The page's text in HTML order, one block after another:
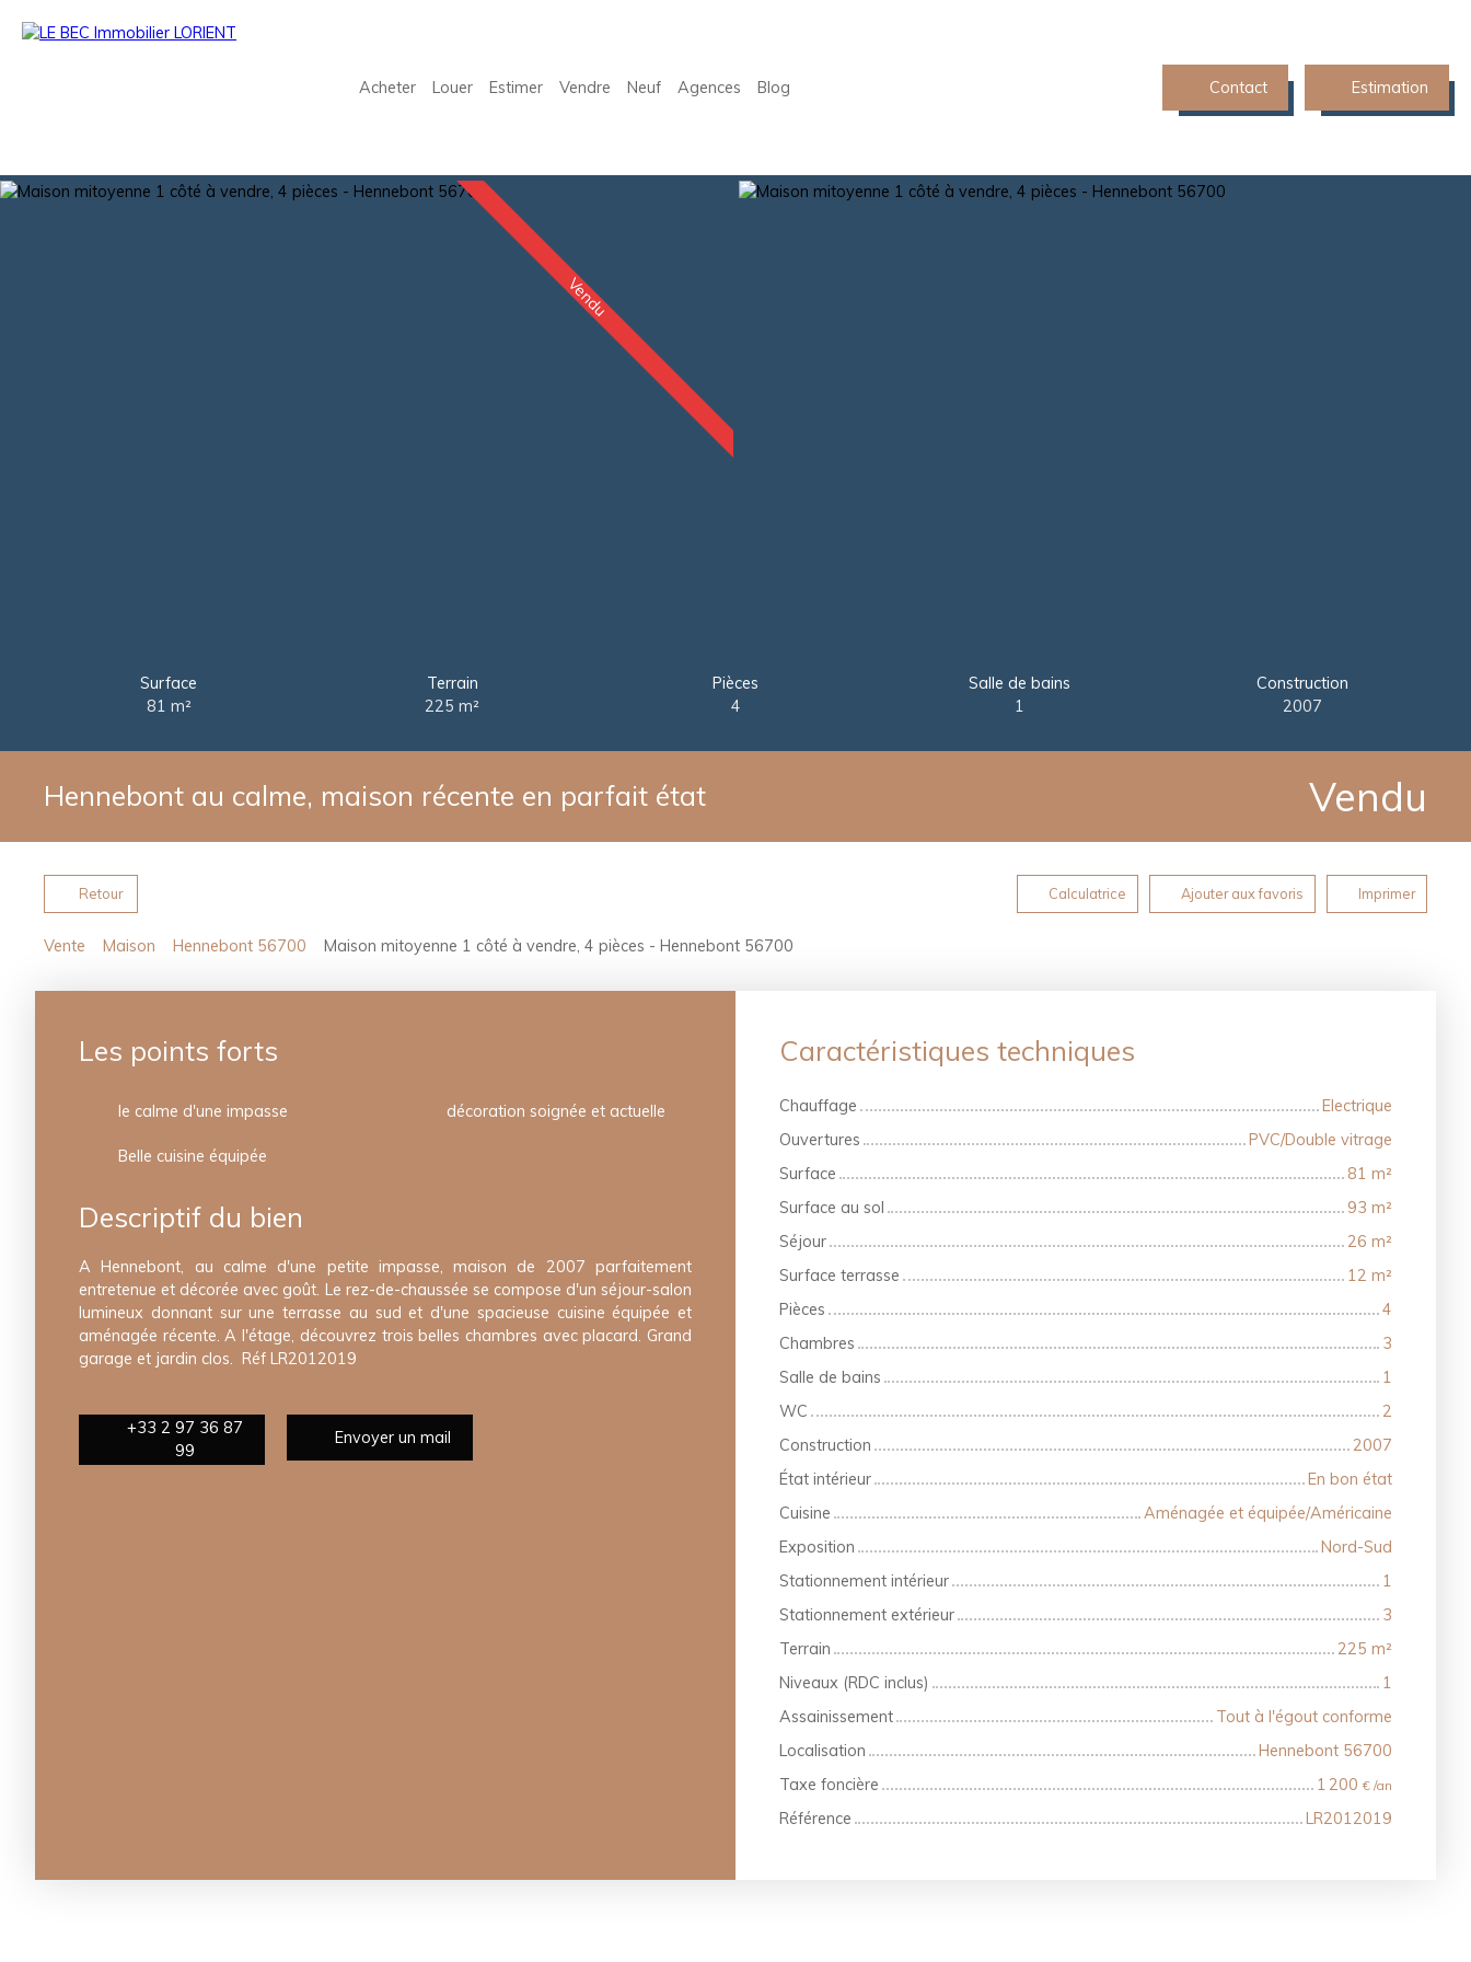
Acheter Louer Estimer Vendre Neuf Agences Blog Contact Estimation
Vendu
Surface
81 m²
Terrain
225 m²
Pièces
4
Salle de bains
1
Construction
2007
Hennebont au calme, maison récente en parfait état Vendu
Retour Calculatrice Ajouter aux favoris Imprimer
Vente Maison Hennebont 56700 Maison mitoyenne 1 côté à vendre, 4 pièces - Hennebont 56700
Les points forts
le calme d'une impasse décoration soignée et actuelle
Belle cuisine équipée
Descriptif du bien
A Hennebont, au calme d'une petite impasse, maison de 2007 parfaitement
entretenue et décorée avec goût. Le rez-de-chaussée se compose d'un séjour-salon
lumineux donnant sur une terrasse au sud et d'une spacieuse cuisine équipée et
aménagée récente. A l'étage, découvrez trois belles chambres avec placard. Grand
garage et jardin clos. Réf LR2012019
+33 2 97 36 87
99
Envoyer un mail
Caractéristiques techniques
Chauffage
Electrique
Ouvertures
PVC/Double vitrage
Surface
81 m²
Surface au sol
93 m²
Séjour
26 m²
Surface terrasse
12 m²
Pièces
4
Chambres
3
Salle de bains
1
WC
2
Construction
2007
État intérieur
En bon état
Cuisine
Aménagée et équipée/Américaine
Exposition
Nord-Sud
Stationnement intérieur
1
Stationnement extérieur
3
Terrain
225 m²
Niveaux (RDC inclus)
1
Assainissement
Tout à l'égout conforme
Localisation
Hennebont 56700
Taxe foncière
1 200 € /an
Référence LR2012019